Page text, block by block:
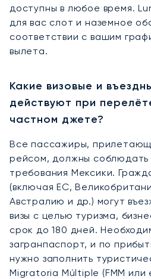
доступны в любое время.
для вас слот и наземное
соответствии с вашим
вылета.
Какие визовые и
действуют при
частном джете?
Все пассажиры,
рейсом, должны соблюдать
требования Мексики.
(включая ЕС,
Австралию и др.) могут
визы с целью туризма,
срок до 180 дней.
загранпаспорт, и по
нужно заполнить
Migratoria Múltiple (FMM или